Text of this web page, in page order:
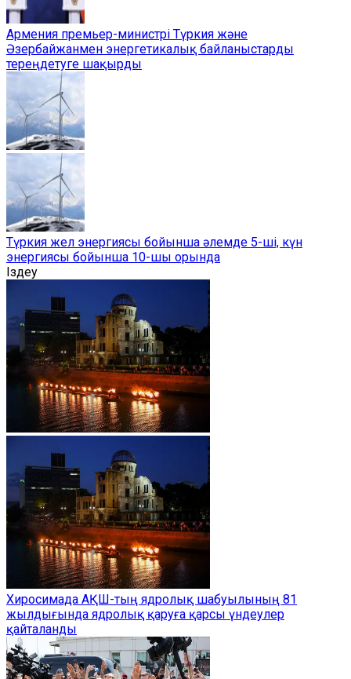
Армения премьер-министрі Түркия және
Әзербайжанмен энергетикалық байланыстарды
тереңдетуге шақырды
Түркия жел энергиясы бойынша әлемде 5-ші, күн
энергиясы бойынша 10-шы орында
Іздеу
Хиросимада АҚШ-тың ядролық шабуылының 81
жылдығында ядролық қаруға қарсы үндеулер
қайталанды